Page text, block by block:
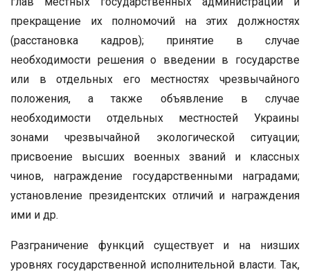
прекращение их полномочий на этих должностях
(расстановка кадров); принятие в случае
необходимости решения о введении в государстве
или в отдельных его местностях чрезвычайного
положения, а также объявление в случае
необходимости отдельных местностей Украины
зонами чрезвычайной экологической ситуации;
присвоение высших военных званий и классных
чинов, награждение государственными наградами;
установление президентских отличий и награждения
ими и др.
Разграничение функций существует и на низших
уровнях государственной исполнительной власти. Так,